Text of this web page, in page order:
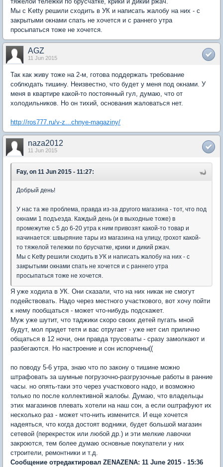
Мы с Ketty решили сходить в УК и написать жалобу на них - с
закрытыми окнами спать не хочется и с раннего утра
просыпаться тоже не хочется.
AGZ
11 Jun 2015
Так как живу тоже на 2-м, готова поддержать требование
соблюдать тишину. Неизвестно, что будет у меня под окнами. У
меня в квартире какой-то постоянный гул, думаю, что от
холодильников. Но он тихий, основания жаловаться нет.
http://ros777.ru/v-z...chnye-magaziny/
naza2012
11 Jun 2015
Fay, on 11 Jun 2015 - 11:27:
Добрый день!
У нас та же проблема, правда из-за другого магазина - тот, что под
окнами 1 подъезда. Каждый день (и в выходные тоже) в
промежутке с 5 до 6-20 утра к ним привозят какой-то товар и
начинается: швыряние тары из магазина на улицу, грохот какой-
то тяжелой тележки по брусчатке, крики и дикий ржач.
Мы с Ketty решили сходить в УК и написать жалобу на них - с
закрытыми окнами спать не хочется и с раннего утра
просыпаться тоже не хочется.
Я уже ходила в УК. Они сказали, что на них никак не смогут
подействовать. Надо через местного участкового, вот хочу пойти
к нему пообщаться - может что-нибудь подскажет.
Муж уже шутит, что таджики скоро своих детей пугать мной
будут, мол придет тетя и вас отругает - уже нет сил прилично
общаться в 12 ночи, они правда трусоваты - сразу замолкают и
разбегаются. Но настроение и сон испорчены((
по поводу 5-6 утра, знаю что по закону о тишине можно
штрафовать за шумные погрузочно-разгрузочные работы в ранние
часы. но опять-таки это через участкового надо, и возможно
только по после коллективной жалобы. Думаю, что владельцы
этих магазинов плевать хотели на наш сон, а если оштрафуют их
несколько раз - может что-нить изменится. И еще хочется
надеяться, что когда достоят водники, будет большой магазин
сетевой (перекресток или любой др.) и эти мелкие лавочки
закроются, тем более думаю основные покупатели у них
строители, ремонтники и т.д.
Сообщение отредактировал ZENAZENA: 11 June 2015 - 15:36